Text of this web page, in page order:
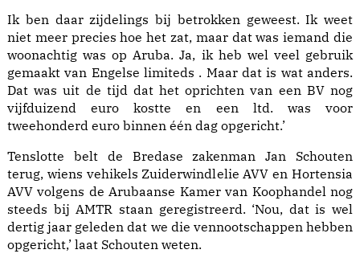
Ik ben daar zijdelings bij betrokken geweest. Ik weet
niet meer precies hoe het zat, maar dat was iemand die
woonachtig was op Aruba. Ja, ik heb wel veel gebruik
gemaakt van Engelse limiteds . Maar dat is wat anders.
Dat was uit de tijd dat het oprichten van een BV nog
vijfduizend euro kostte en een ltd. was voor
tweehonderd euro binnen één dag opgericht.’
Tenslotte belt de Bredase zakenman Jan Schou­ten
terug, wiens vehikels Zuiderwindlelie AVV en Hortensia
AVV volgens de Arubaanse Kamer van Koophandel nog
steeds bij AMTR staan geregistreerd. ‘Nou, dat is wel
dertig jaar geleden dat we die vennootschappen hebben
opgericht,’ laat Schouten weten.